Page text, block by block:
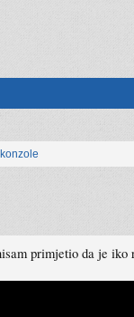
primjetio da je